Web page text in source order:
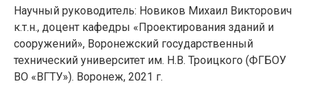
Научный руководитель: Новиков Михаил Викторович
к.т.н., доцент кафедры «Проектирования зданий и
сооружений», Воронежский государственный
технический университет им. Н.В. Троицкого (ФГБОУ
ВО «ВГТУ»). Воронеж, 2021 г.